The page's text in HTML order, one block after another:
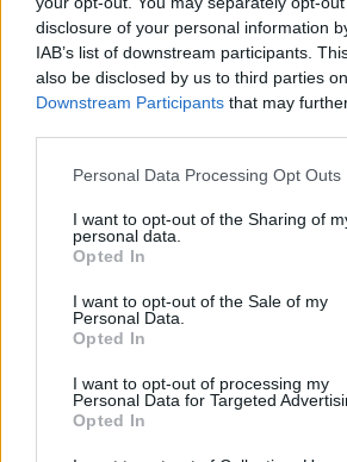
disclosure of your personal information
IAB’s list of downstream participants.
also be disclosed by us to third parties
Downstream Participants that may
Personal Data Processing Opt Outs
I want to opt-out of the Sharing of
personal data.
Opted In
I want to opt-out of the Sale of my
Personal Data.
Opted In
I want to opt-out of processing my
Personal Data for Targeted
Opted In
Dois homens detidos por roubo por